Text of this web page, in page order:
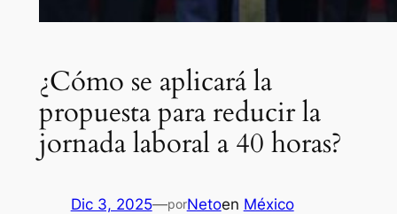
¿Cómo se aplicará la
propuesta para reducir la
jornada laboral a 40 horas?
Dic 3, 2025—porNetoen México